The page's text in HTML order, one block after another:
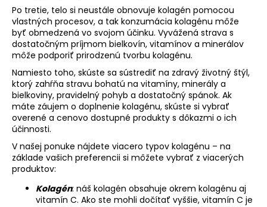
Po tretie, telo si neustále obnovuje kolagén pomocou
vlastných procesov, a tak konzumácia kolagénu môže
byť obmedzená vo svojom účinku. Vyvážená strava s
dostatočným príjmom bielkovín, vitamínov a minerálov
môže podporiť prirodzenú tvorbu kolagénu.
Namiesto toho, skúste sa sústrediť na zdravý životný štýl,
ktorý zahŕňa stravu bohatú na vitamíny, minerály a
bielkoviny, pravidelný pohyb a dostatočný spánok. Ak
máte záujem o doplnenie kolagénu, skúste si vybrať
overené a cenovo dostupné produkty s dôkazmi o ich
účinnosti.
V našej ponuke nájdete viacero typov kolagénu – na
základe vašich preferencii si môžete vybrať z viacerých
produktov:
Kolagén: náš kolagén obsahuje okrem kolagénu aj
vitamín C. Ako ste mohli dočítať vyššie, vitamín C je